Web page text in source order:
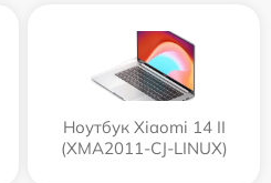
Ноутбук Xiaomi 14 II
(XMA2011-CJ-LINUX)